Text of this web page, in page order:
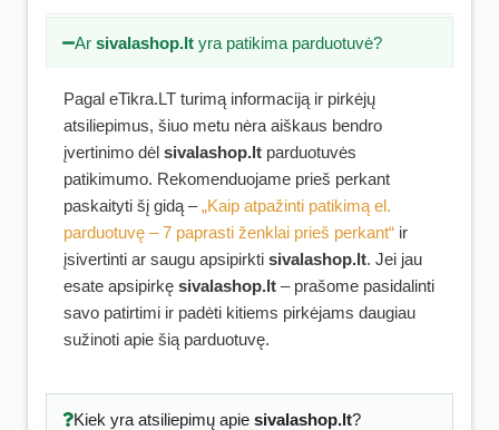
Arsivalashop.lt yra patikima parduotuvė?
Pagal eTikra.LT turimą informaciją ir pirkėjų
atsiliepimus, šiuo metu nėra aiškaus bendro
įvertinimo dėl sivalashop.lt parduotuvės
patikimumo. Rekomenduojame prieš perkant
paskaityti šį gidą –„Kaip atpažinti patikimą el.
parduotuvę – 7 paprasti ženklai prieš perkant“ ir
įsivertinti ar saugu apsipirkti sivalashop.lt. Jei jau
esate apsipirkę sivalashop.lt – prašome pasidalinti
savo patirtimi ir padėti kitiems pirkėjams daugiau
sužinoti apie šią parduotuvę.
Kiek yra atsiliepimų apie sivalashop.lt?